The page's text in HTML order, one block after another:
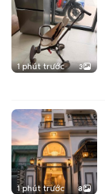
1 phút trước 3
1 phút trước 8